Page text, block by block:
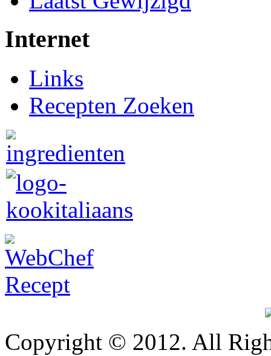
Internet
Links
Recepten Zoeken
Copyright © 2012. All